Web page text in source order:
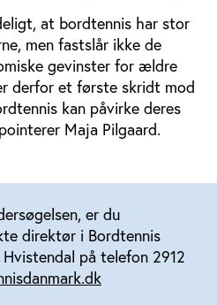
at bordtennis har stor
men fastslår ikke de
gevinster for ældre
derfor et første skridt mod
kan påvirke deres
Maja Pilgaard.
er du
direktør i Bordtennis
på telefon 2912